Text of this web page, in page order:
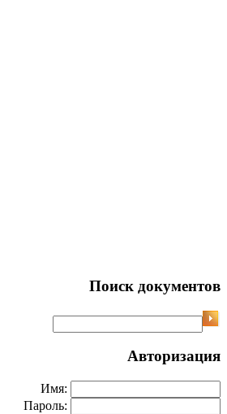
Поиск документов
Авторизация
Имя:
Пароль: